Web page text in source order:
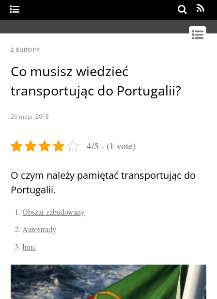
Z EUROPY
Co musisz wiedzieć
transportując do Portugalii?
26 maja, 2018
4/5 - (1 vote)
O czym należy pamiętać transportując do
Portugalii.
Obszar zabudowany
Autostrady
Inne